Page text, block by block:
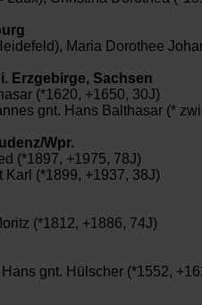
Maria Dorothee
Erzgebirge, Sachsen
(*1620, +1650, 30J)
gnt. Hans Balthasar (*
Wpr.
(*1897, +1975, 78J)
Karl (*1899, +1937, 38J)
(*1812, +1886, 74J)
Hans gnt. Hülscher (*1552,